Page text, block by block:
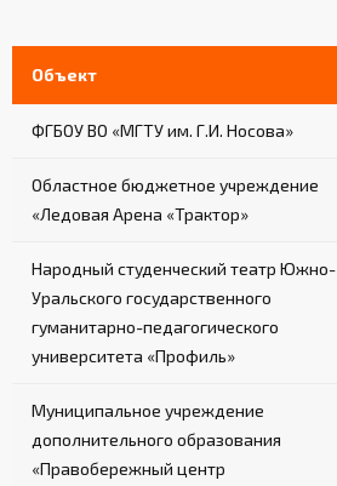
Объект
ФГБОУ ВО «МГТУ им. Г.И. Носова»
Областное бюджетное учреждение
«Ледовая Арена «Трактор»
Народный студенческий театр Южно-
Уральского государственного
гуманитарно-педагогического
университета «Профиль»
Муниципальное учреждение
дополнительного образования
«Правобережный центр